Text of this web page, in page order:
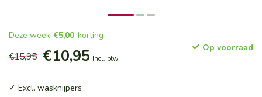
Deze week €5,00 korting
€15,95 €10,95 Incl. btw
Op voorraad
✓ Excl. wasknijpers